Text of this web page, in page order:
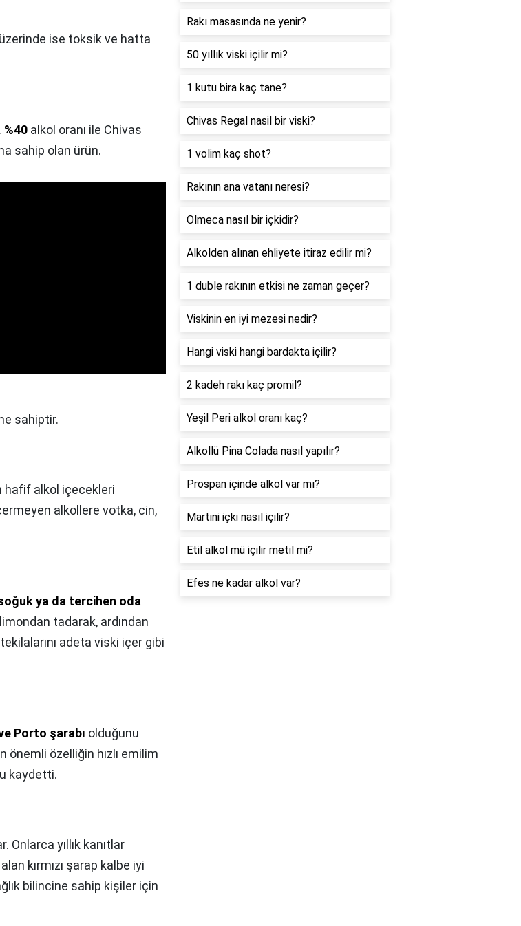
ise toksik ve hatta
%40 alkol oranı ile Chivas
sahip olan ürün.
sahiptir.
hafif alkol içecekleri
alkollere votka, cin,
ya da tercihen oda
tadarak, ardından
adeta viski içer gibi
Porto şarabı olduğunu
önemli özelliğin hızlı emilim
kaydetti.
Onlarca yıllık kanıtlar
kırmızı şarap kalbe iyi
bilincine sahip kişiler için
Rakı masasında ne yenir?
50 yıllık viski içilir mi?
1 kutu bira kaç tane?
Chivas Regal nasil bir viski?
1 volim kaç shot?
Rakının ana vatanı neresi?
Olmeca nasıl bir içkidir?
Alkolden alınan ehliyete itiraz edilir mi?
1 duble rakının etkisi ne zaman geçer?
Viskinin en iyi mezesi nedir?
Hangi viski hangi bardakta içilir?
2 kadeh rakı kaç promil?
Yeşil Peri alkol oranı kaç?
Alkollü Pina Colada nasıl yapılır?
Prospan içinde alkol var mı?
Martini içki nasıl içilir?
Etil alkol mü içilir metil mi?
Efes ne kadar alkol var?